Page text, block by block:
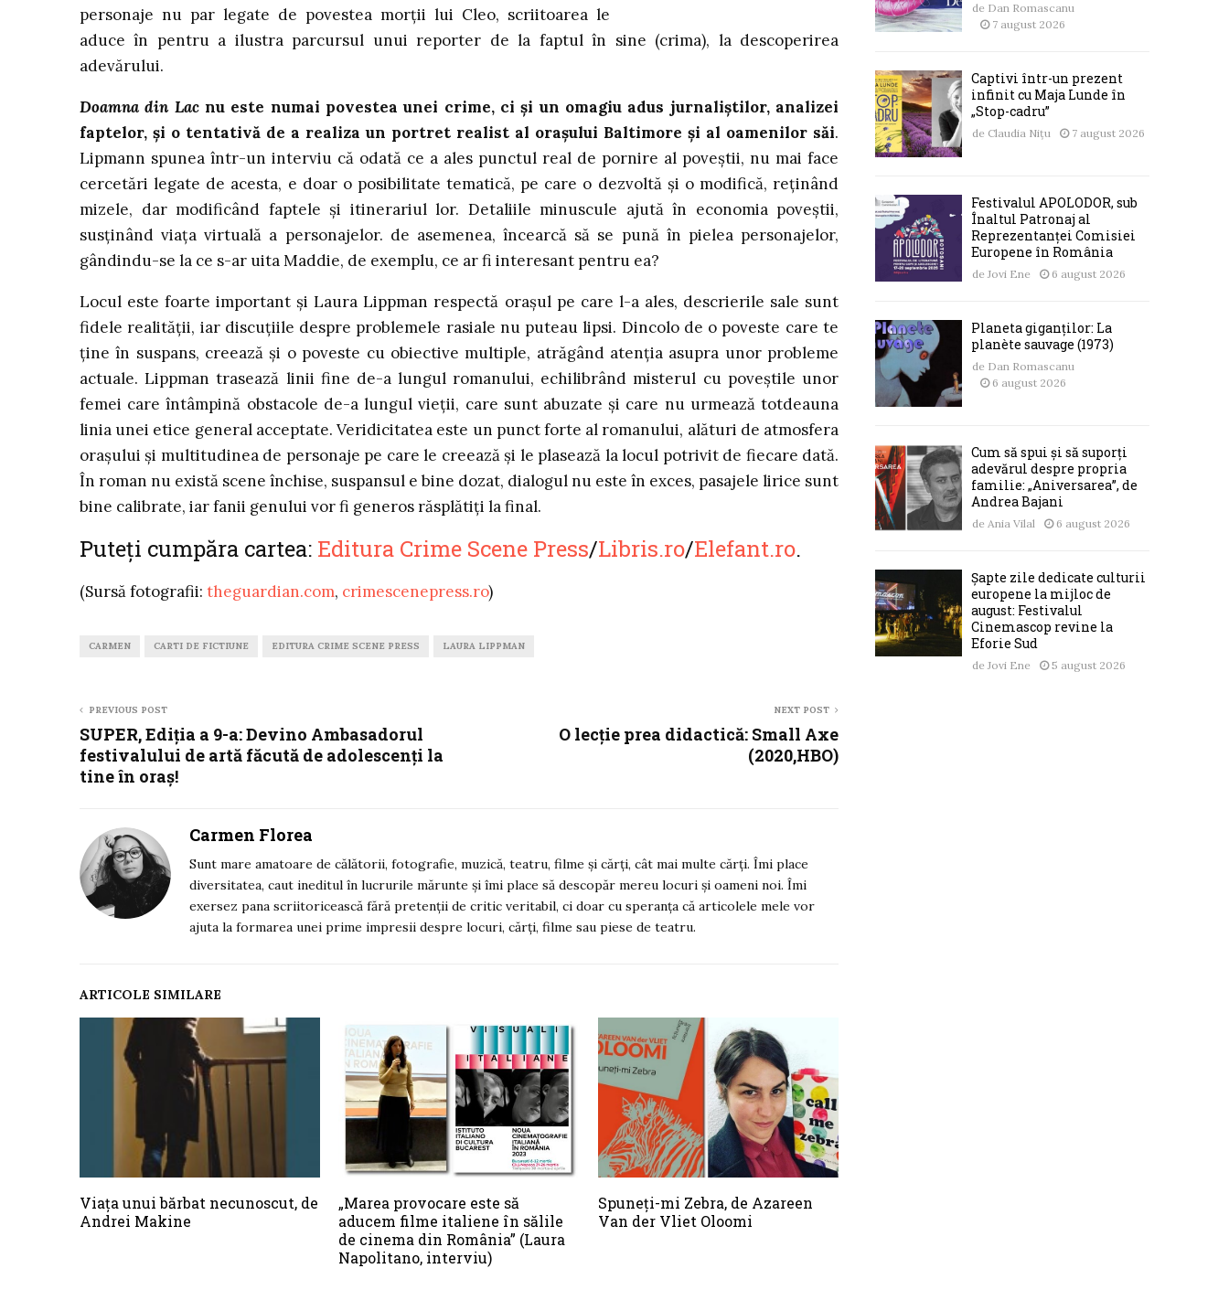
personaje nu par legate de povestea morții lui Cleo, scriitoarea le
aduce în pentru a ilustra parcursul unui reporter de la faptul în sine (crima), la descoperirea
adevărului.
Doamna din Lacnu este numai povestea unei crime, ci și un omagiu adus jurnaliștilor, analizei
faptelor, și o tentativă de a realiza un portret realist al orașului Baltimore și al oamenilor săi.
Lipmann spunea într-un interviu că odată ce a ales punctul real de pornire al poveștii, nu mai face
cercetări legate de acesta, e doar o posibilitate tematică, pe care o dezvoltă și o modifică, reținând
mizele, dar modificând faptele și itinerariul lor. Detaliile minuscule ajută în economia poveștii,
susținând viața virtuală a personajelor. de asemenea, încearcă să se pună în pielea personajelor,
gândindu-se la ce s-ar uita Maddie, de exemplu, ce ar fi interesant pentru ea?
Locul este foarte important și Laura Lippman respectă orașul pe care l-a ales, descrierile sale sunt
fidele realității, iar discuțiile despre problemele rasiale nu puteau lipsi. Dincolo de o poveste care te
ține în suspans, creează și o poveste cu obiective multiple, atrăgând atenția asupra unor probleme
actuale. Lippman trasează linii fine de-a lungul romanului, echilibrând misterul cu poveștile unor
femei care întâmpină obstacole de-a lungul vieții, care sunt abuzate și care nu urmează totdeauna
linia unei etice general acceptate. Veridicitatea este un punct forte al romanului, alături de atmosfera
orașului și multitudinea de personaje pe care le creează și le plasează la locul potrivit de fiecare dată.
În roman nu există scene închise, suspansul e bine dozat, dialogul nu este în exces, pasajele lirice sunt
bine calibrate, iar fanii genului vor fi generos răsplătiți la final.
Puteți cumpăra cartea: Editura Crime Scene Press/Libris.ro/Elefant.ro.
(Sursă fotografii: theguardian.com, crimescenepress.ro)
CARMEN CARTI DE FICTIUNE EDITURA CRIME SCENE PRESS LAURA LIPPMAN
PREVIOUS POST
SUPER, Ediția a 9-a: Devino Ambasadorul
festivalului de artă făcută de adolescenți la
tine în oraș!
NEXT POST
O lecție prea didactică: Small Axe
(2020,HBO)
Carmen Florea
Sunt mare amatoare de călătorii, fotografie, muzică, teatru, filme și cărți, cât mai multe cărți. Îmi place
diversitatea, caut ineditul în lucrurile mărunte și îmi place să descopăr mereu locuri și oameni noi. Îmi
exersez pana scriitoricească fără pretenții de critic veritabil, ci doar cu speranța că articolele mele vor
ajuta la formarea unei prime impresii despre locuri, cărți, filme sau piese de teatru.
ARTICOLE SIMILARE
Viaţa unui bărbat necunoscut, de
Andrei Makine
„Marea provocare este să
aducem filme italiene în sălile
de cinema din România” (Laura
Napolitano, interviu)
Spuneți-mi Zebra, de Azareen
Van der Vliet Oloomi
de Dan Romascanu
7 august 2026
Captivi într-un prezent
infinit cu Maja Lunde în
„Stop-cadru”
de Claudia Nițu 7 august 2026
Festivalul APOLODOR, sub
Înaltul Patronaj al
Reprezentanței Comisiei
Europene în România
de Jovi Ene 6 august 2026
Planeta giganților: La
planète sauvage (1973)
de Dan Romascanu
6 august 2026
Cum să spui și să suporți
adevărul despre propria
familie: „Aniversarea”, de
Andrea Bajani
de Ania Vilal 6 august 2026
Șapte zile dedicate culturii
europene la mijloc de
august: Festivalul
Cinemascop revine la
Eforie Sud
de Jovi Ene 5 august 2026